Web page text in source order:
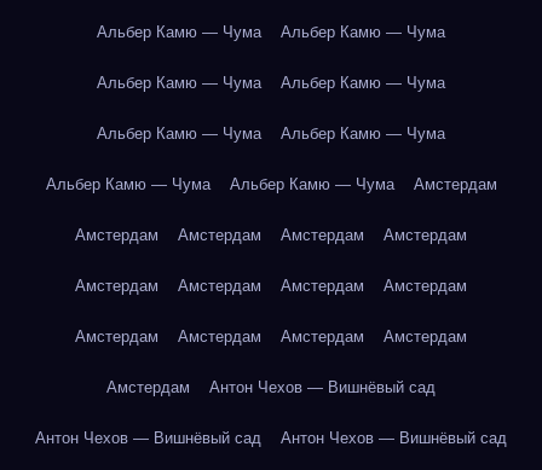
Альбер Камю — Чума Альбер Камю — Чума
Альбер Камю — Чума Альбер Камю — Чума
Альбер Камю — Чума Альбер Камю — Чума
Альбер Камю — Чума Альбер Камю — Чума Амстердам
Амстердам Амстердам Амстердам Амстердам
Амстердам Амстердам Амстердам Амстердам
Амстердам Амстердам Амстердам Амстердам
Амстердам Антон Чехов — Вишнёвый сад
Антон Чехов — Вишнёвый сад Антон Чехов — Вишнёвый сад